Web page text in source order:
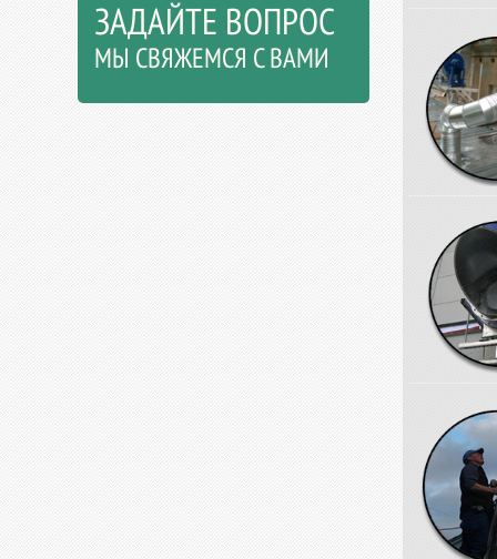
ЗАДАЙТЕ ВОПРОС
МЫ СВЯЖЕМСЯ С ВАМИ